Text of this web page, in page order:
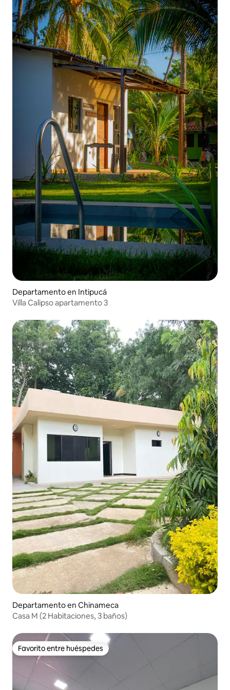
Departamento en Intipucá
Villa Calipso apartamento 3
Departamento en Chinameca
Casa M (2 Habitaciones, 3 baños)
Favorito entre huéspedes
Favorito entre huéspedes